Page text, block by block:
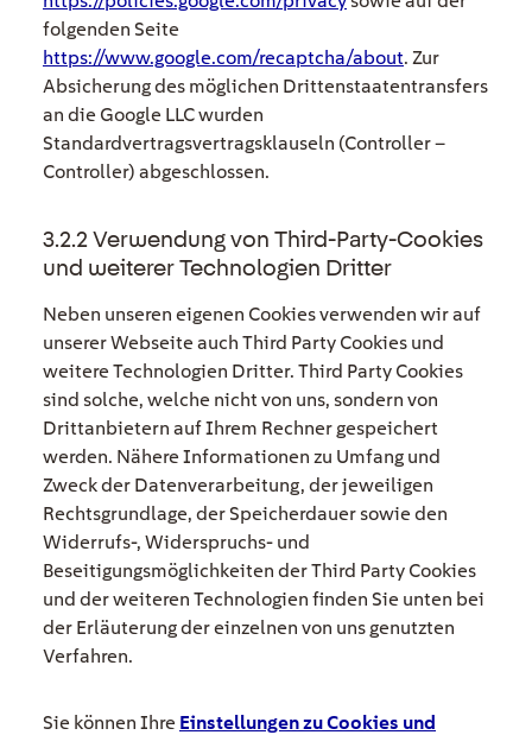
folgenden Seite
https://www.google.com/recaptcha/about. Zur
Absicherung des möglichen Drittenstaatentransfers
an die Google LLC wurden
Standardvertragsvertragsklauseln (Controller –
Controller) abgeschlossen.
3.2.2 Verwendung von Third-Party-Cookies
und weiterer Technologien Dritter
Neben unseren eigenen Cookies verwenden wir auf
unserer Webseite auch Third Party Cookies und
weitere Technologien Dritter. Third Party Cookies
sind solche, welche nicht von uns, sondern von
Drittanbietern auf Ihrem Rechner gespeichert
werden. Nähere Informationen zu Umfang und
Zweck der Datenverarbeitung, der jeweiligen
Rechtsgrundlage, der Speicherdauer sowie den
Widerrufs-, Widerspruchs- und
Beseitigungsmöglichkeiten der Third Party Cookies
und der weiteren Technologien finden Sie unten bei
der Erläuterung der einzelnen von uns genutzten
Verfahren.
Sie können Ihre Einstellungen zu Cookies und